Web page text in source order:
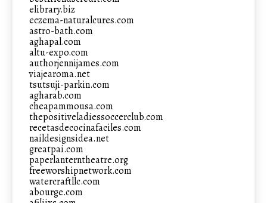
elibrary.biz
eczema-naturalcures.com
astro-bath.com
aghapal.com
altu-expo.com
authorjennijames.com
viajearoma.net
tsutsuji-parkin.com
agharab.com
cheapammousa.com
thepositiveladiessoccerclub.com
recetasdecocinafaciles.com
naildesignsidea.net
greatpai.com
paperlanterntheatre.org
freeworshipnetwork.com
watercraftllc.com
abourge.com